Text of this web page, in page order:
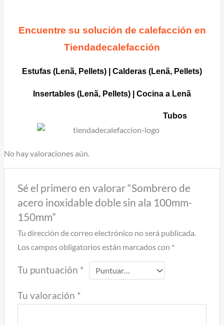
Encuentre su solución de calefacción en
Tiendadecalefacción
Estufas (Lenã, Pellets) Calderas (Lenã, Pellets)
Insertables (Lenã, Pellets) | Cocina a Lenã
Tubos
No hay valoraciones aún.
Sé el primero en valorar “Sombrero de
acero inoxidable doble sin ala 100mm-
150mm”
Tu dirección de correo electrónico no será publicada.
Los campos obligatorios están marcados con *
Tu puntuación *
Tu valoración *